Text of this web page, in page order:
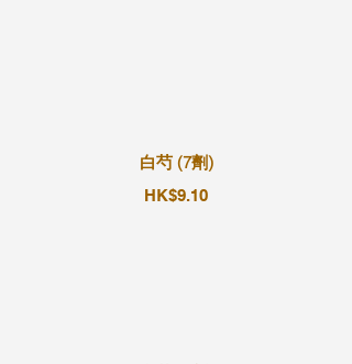
白芍 (7劑)
HK$9.10